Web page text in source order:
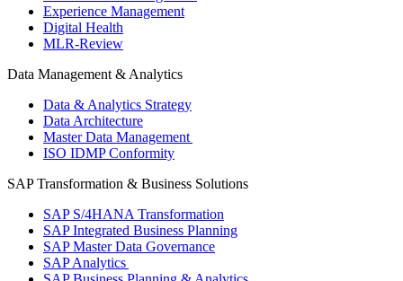
Experience Management
Digital Health
MLR-Review
Data Management & Analytics
Data & Analytics Strategy
Data Architecture
Master Data Management
ISO IDMP Conformity
SAP Transformation & Business Solutions
SAP S/4HANA Transformation
SAP Integrated Business Planning
SAP Master Data Governance
SAP Analytics